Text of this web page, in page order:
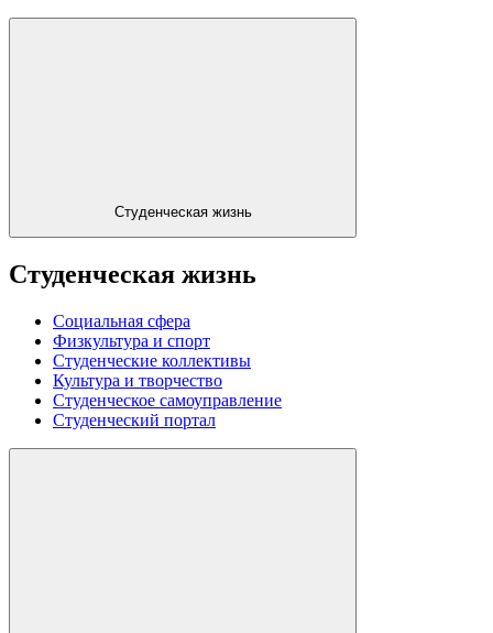
Студенческая жизнь
Студенческая жизнь
Социальная сфера
Физкультура и спорт
Студенческие коллективы
Культура и творчество
Студенческое самоуправление
Студенческий портал